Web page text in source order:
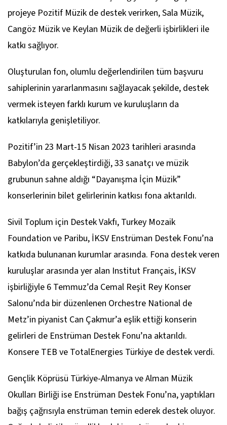
projeye Pozitif Müzik de destek verirken, Sala Müzik,
Cangöz Müzik ve Keylan Müzik de değerli işbirlikleri ile
katkı sağlıyor.
Oluşturulan fon, olumlu değerlendirilen tüm başvuru
sahiplerinin yararlanmasını sağlayacak şekilde, destek
vermek isteyen farklı kurum ve kuruluşların da
katkılarıyla genişletiliyor.
Pozitif’in 23 Mart-15 Nisan 2023 tarihleri arasında
Babylon’da gerçekleştirdiği, 33 sanatçı ve müzik
grubunun sahne aldığı “Dayanışma İçin Müzik”
konserlerinin bilet gelirlerinin katkısı fona aktarıldı.
Sivil Toplum için Destek Vakfı, Turkey Mozaik
Foundation ve Paribu, İKSV Enstrüman Destek Fonu’na
katkıda bulunanan kurumlar arasında. Fona destek veren
kuruluşlar arasında yer alan Institut Français, İKSV
işbirliğiyle 6 Temmuz’da Cemal Reşit Rey Konser
Salonu’nda bir düzenlenen Orchestre National de
Metz’in piyanist Can Çakmur’a eşlik ettiği konserin
gelirleri de Enstrüman Destek Fonu’na aktarıldı.
Konsere TEB ve TotalEnergies Türkiye de destek verdi.
Gençlik Köprüsü Türkiye-Almanya ve Alman Müzik
Okulları Birliği ise Enstrüman Destek Fonu’na, yaptıkları
bağış çağrısıyla enstrüman temin ederek destek oluyor.